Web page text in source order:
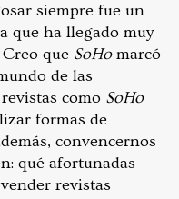
siempre fue un
que ha llegado muy
que SoHomarcó
de las
como SoHo
formas de
convencernos
qué afortunadas
revistas